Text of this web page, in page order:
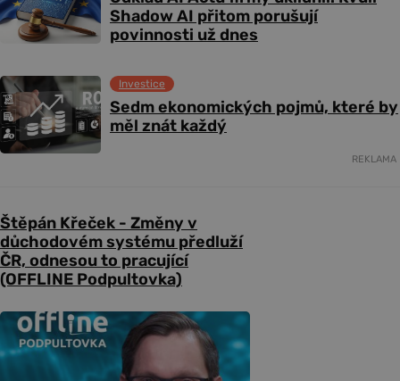
Shadow AI přitom porušují
povinnosti už dnes
Sedm ekonomických pojmů, které by
měl znát každý
Investice
REKLAMA
Štěpán Křeček - Změny v
důchodovém systému předluží
ČR, odnesou to pracující
(OFFLINE Podpultovka)